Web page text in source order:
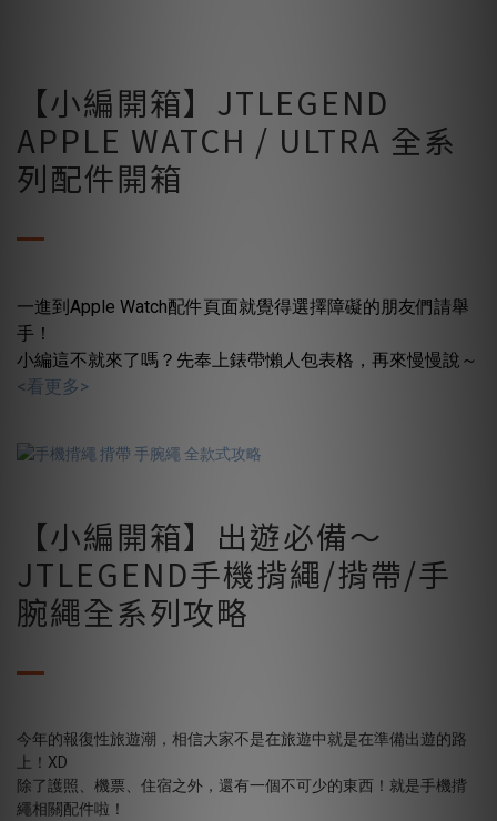
【小編開箱】JTLEGEND
APPLE WATCH / ULTRA 全系
列配件開箱
一進到Apple Watch配件頁面就覺得選擇障礙的朋友們請舉
手！
小編這不就來了嗎？先奉上錶帶懶人包表格，再來慢慢說～
<看更多>
【小編開箱】出遊必備～
JTLEGEND手機揹繩/揹帶/手
腕繩全系列攻略
今年的報復性旅遊潮，相信大家不是在旅遊中就是在準備出遊的路
上！XD
除了護照、機票、住宿之外，還有一個不可少的東西！就是手機揹
繩相關配件啦！